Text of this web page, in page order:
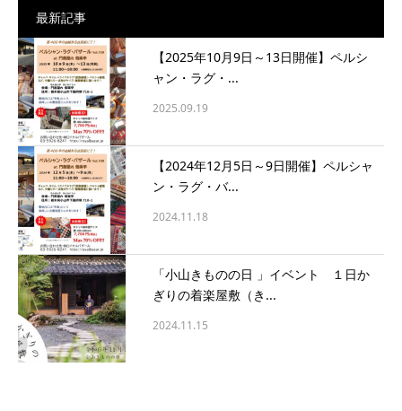
最新記事
【2025年10月9日～13日開催】ペルシ
ャン・ラグ・...
2025.09.19
【2024年12月5日～9日開催】ペルシャ
ン・ラグ・バ...
2024.11.18
「小山きものの日 」イベント １日か
ぎりの着楽屋敷（き...
2024.11.15